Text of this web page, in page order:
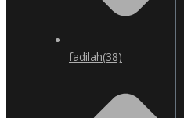
fadilah(38)